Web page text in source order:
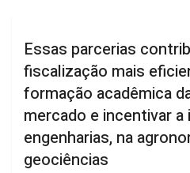
Essas parcerias
fiscalização mais
formação acadêmica
mercado e incentivar a
engenharias, na
geociências